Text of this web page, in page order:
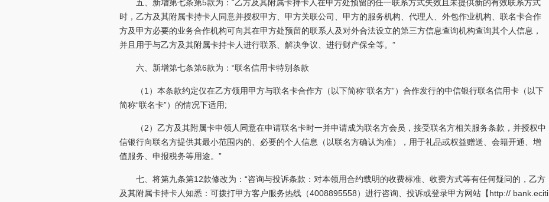
五、新增第七条第5款为：“乙方及其附属卡持卡人在甲方处预留的任一联系方式失效且未提供新的有效联系方式
时，乙方及其附属卡持卡人同意并授权甲方、甲方关联公司、甲方的服务机构、代理人、外包作业机构、联名卡合作
方及甲方必要的业务合作机构可向其在甲方处预留的联系人及对外合法设立的第三方信息查询机构查询其个人信息，
并且用于与乙方及其附属卡持卡人进行联系、解决争议、进行财产保全等。”
六、新增第七条第6款为：“联名信用卡特别条款
（1）本条款约定仅在乙方领用甲方与联名卡合作方（以下简称“联名方”）合作发行的中信银行联名信用卡（以下
简称“联名卡”）的情况下适用;
（2）乙方及其附属卡申领人同意在申请联名卡时一并申请成为联名方会员，接受联名方相关服务条款，并授权中
信银行向联名方提供其最小范围内的、必要的个人信息（以联名方确认为准），用于礼品或权益赠送、会籍开通、增
值服务、申报税务等用途。”
七、将第九条第12款修改为：“咨询与投诉条款：对本领用合约载明的收费标准、收费方式等有任何疑问的，乙方
及其附属卡持卡人知悉：可拨打甲方客户服务热线（4008895558）进行咨询、投诉或登录甲方网站【http:// bank.eciti